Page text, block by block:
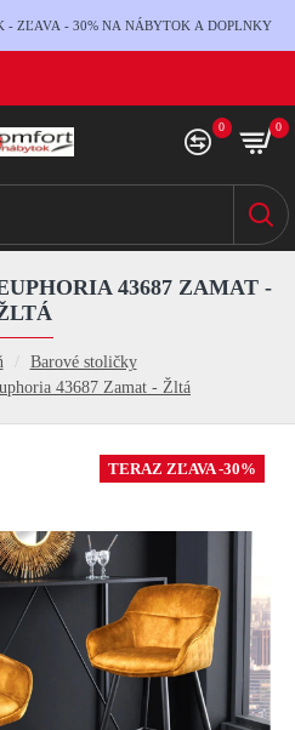
- ZĽAVA - 30% NA NÁBYTOK A DOPLNKY
0 0
Barové stoličky
43687 Zamat - Žltá
43687 ZAMAT -
TERAZ ZĽAVA -30%